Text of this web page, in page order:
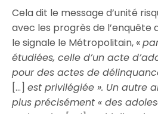
Cela dit le message d’unité
avec les progrès de l’enquête
le signale le Métropolitain, «
étudiées, celle d’un acte
pour des actes de
[…]est privilégiée ». Un autre
plus précisément « des